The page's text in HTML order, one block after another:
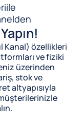
ile
Kanal) özellikleri
ve fiziki
üzerinden
stok ve
altyapısıyla